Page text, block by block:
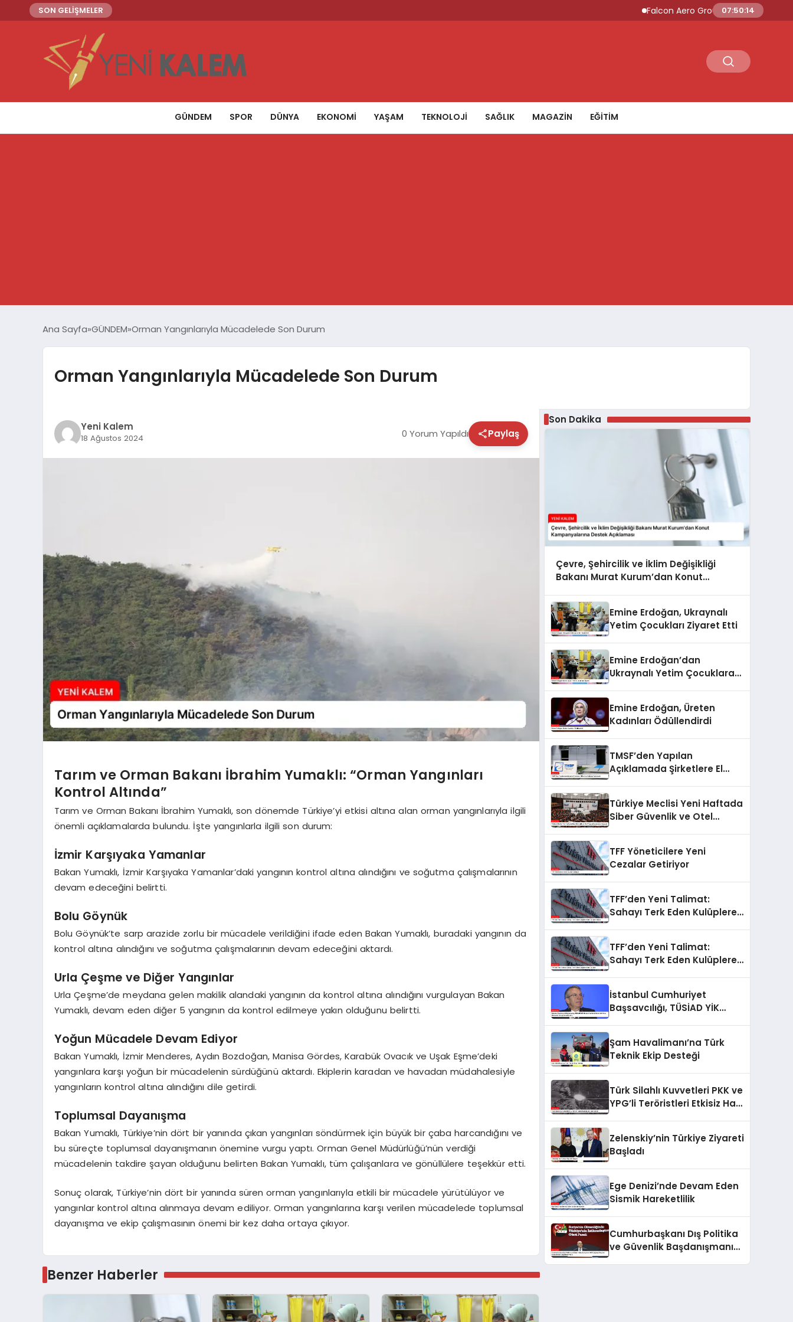
SON GELİŞMELER Falcon Aero Group, Küresel Havacılık
07:50:15
GÜNDEM SPOR DÜNYA EKONOMİ YAŞAM TEKNOLOJİ SAĞLIK MAGAZİN EĞİTİM
Ana Sayfa GÜNDEM Orman Yangınlarıyla Mücadelede Son Durum
Orman Yangınlarıyla Mücadelede Son Durum
Yeni Kalem
18 Ağustos 2024 0 Yorum Yapıldı Paylaş
Tarım ve Orman Bakanı İbrahim Yumaklı: “Orman Yangınları
Kontrol Altında”
Tarım ve Orman Bakanı İbrahim Yumaklı, son dönemde Türkiye’yi etkisi altına alan orman yangınlarıyla ilgili
önemli açıklamalarda bulundu. İşte yangınlarla ilgili son durum:
İzmir Karşıyaka Yamanlar
Bakan Yumaklı, İzmir Karşıyaka Yamanlar’daki yangının kontrol altına alındığını ve soğutma çalışmalarının
devam edeceğini belirtti.
Bolu Göynük
Bolu Göynük’te sarp arazide zorlu bir mücadele verildiğini ifade eden Bakan Yumaklı, buradaki yangının da
kontrol altına alındığını ve soğutma çalışmalarının devam edeceğini aktardı.
Urla Çeşme ve Diğer Yangınlar
Urla Çeşme’de meydana gelen makilik alandaki yangının da kontrol altına alındığını vurgulayan Bakan
Yumaklı, devam eden diğer 5 yangının da kontrol edilmeye yakın olduğunu belirtti.
Yoğun Mücadele Devam Ediyor
Bakan Yumaklı, İzmir Menderes, Aydın Bozdoğan, Manisa Gördes, Karabük Ovacık ve Uşak Eşme’deki
yangınlara karşı yoğun bir mücadelenin sürdüğünü aktardı. Ekiplerin karadan ve havadan müdahalesiyle
yangınların kontrol altına alındığını dile getirdi.
Toplumsal Dayanışma
Bakan Yumaklı, Türkiye’nin dört bir yanında çıkan yangınları söndürmek için büyük bir çaba harcandığını ve
bu süreçte toplumsal dayanışmanın önemine vurgu yaptı. Orman Genel Müdürlüğü’nün verdiği
mücadelenin takdire şayan olduğunu belirten Bakan Yumaklı, tüm çalışanlara ve gönüllülere teşekkür etti.
Sonuç olarak, Türkiye’nin dört bir yanında süren orman yangınlarıyla etkili bir mücadele yürütülüyor ve
yangınlar kontrol altına alınmaya devam ediliyor. Orman yangınlarına karşı verilen mücadelede toplumsal
dayanışma ve ekip çalışmasının önemi bir kez daha ortaya çıkıyor.
Benzer Haberler
Son Dakika
Çevre, Şehircilik ve İklim Değişikliği
Bakanı Murat Kurum’dan Konut
Emine Erdoğan, Ukraynalı
Yetim Çocukları Ziyaret Etti
Emine Erdoğan’dan
Ukraynalı Yetim Çocuklara
Emine Erdoğan, Üreten
Kadınları Ödüllendirdi
TMSF’den Yapılan
Açıklamada Şirketlere El
Türkiye Meclisi Yeni Haftada
Siber Güvenlik ve Otel
TFF Yöneticilere Yeni
Cezalar Getiriyor
TFF’den Yeni Talimat:
Sahayı Terk Eden Kulüplere
TFF’den Yeni Talimat:
Sahayı Terk Eden Kulüplere
İstanbul Cumhuriyet
Başsavcılığı, TÜSİAD YİK
Başlattı
Şam Havalimanı’na Türk
Teknik Ekip Desteği
Türk Silahlı Kuvvetleri PKK ve
YPG’li Teröristleri Etkisiz Hale
Zelenskiy’nin Türkiye Ziyareti
Başladı
Ege Denizi’nde Devam Eden
Sismik Hareketlilik
Cumhurbaşkanı Dış Politika
ve Güvenlik Başdanışmanı